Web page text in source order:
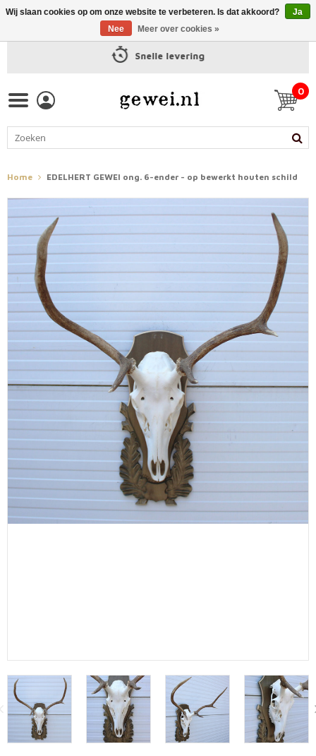
Snelle levering
0
Home EDELHERT GEWEI ong. 6-ender - op bewerkt houten schild
Wij slaan cookies op om onze website te verbeteren. Is dat akkoord?
Ja
Nee
Meer over cookies »